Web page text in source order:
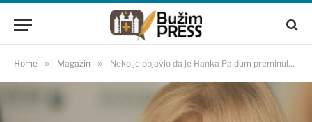
Home » Magazin » Neko je objavio da je Hanka Paldum preminula, ona poručila: Tužno i jadno!